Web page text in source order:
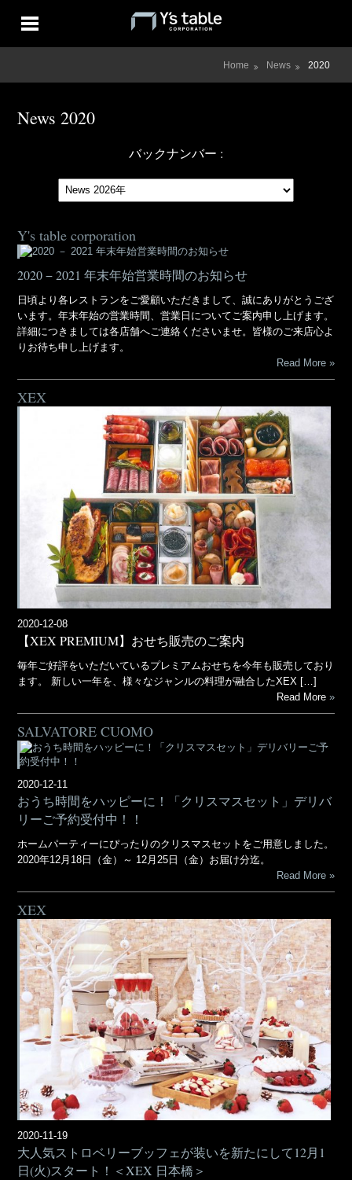
Home News 2020
News 2020
Y's table corporation
2020 − 2021 年末年始営業時間のお知らせ
日頃より各レストランをご愛顧いただきまして、誠にありがとうござ
います。年末年始の営業時間、営業日についてご案内申し上げます。
詳細につきましては各店舗へご連絡くださいませ。皆様のご来店心よ
りお待ち申し上げます。
Read More
XEX
2020-12-08
【XEX PREMIUM】おせち販売のご案内
毎年ご好評をいただいているプレミアムおせちを今年も販売しており
ます。 新しい一年を、様々なジャンルの料理が融合したXEX […]
Read More
SALVATORE CUOMO
2020-12-11
おうち時間をハッピーに！「クリスマスセット」デリバ
リーご予約受付中！！
ホームパーティーにぴったりのクリスマスセットをご用意しました。
2020年12月18日（金）～ 12月25日（金）お届け分迄。
Read More
XEX
2020-11-19
大人気ストロベリーブッフェが装いを新たにして12月1
日(火)スタート！＜XEX 日本橋＞
バックナンバー :